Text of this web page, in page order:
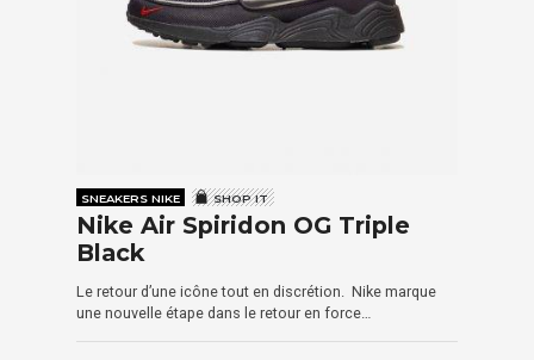
SNEAKERS NIKE SHOP IT
Nike Air Spiridon OG Triple
Black
Le retour d’une icône tout en discrétion. Nike marque
une nouvelle étape dans le retour en force…